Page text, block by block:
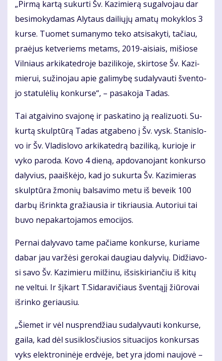
„Pir­mą kar­tą su­kur­ti Šv. Ka­zi­mie­rą su­gal­vo­jau dar
be­si­mo­ky­da­mas Aly­taus dai­lių­jų ama­tų mo­kyk­los 3
kur­se. Tuo­met su­ma­ny­mo te­ko at­si­sa­ky­ti, ta­čiau,
pra­ėjus ket­ve­riems me­tams, 2019-ai­siais, mi­šio­se
Vil­niaus ar­ki­ka­ted­ro­je ba­zi­li­ko­je, skir­to­se Šv. Ka­zi­
mie­rui, su­ži­no­jau apie ga­li­my­bę su­da­ly­vau­ti šven­to­
jo sta­tu­lė­lių kon­kur­se“, – pa­sa­ko­ja Ta­das.
Tai at­gai­vi­no sva­jo­nę ir pa­ska­ti­no ją re­a­li­zuo­ti. Su­
kur­tą skulp­tū­rą Ta­das at­ga­be­no į Šv. vysk. Sta­nis­lo­
vo ir Šv. Vla­dis­lo­vo ar­ki­ka­ted­rą ba­zi­li­ką, ku­rio­je ir
vy­ko pa­ro­da. Ko­vo 4 die­ną, ap­do­va­no­jant kon­kur­so
da­ly­vius, pa­aiš­kė­jo, kad jo su­kur­ta Šv. Ka­zi­mie­ras
skulp­tū­ra žmo­nių bal­sa­vi­mo me­tu iš be­veik 100
dar­bų iš­rink­ta gra­žiau­sia ir tik­riau­sia. Au­to­riui tai
bu­vo ne­pa­kar­to­ja­mos emo­ci­jos.
Per­nai da­ly­va­vo ta­me pa­čia­me kon­kur­se, ku­ria­me
da­bar jau var­žė­si ge­ro­kai dau­giau da­ly­vių. Di­džia­vo­
si sa­vo Šv. Ka­zi­mie­ru mil­ži­nu, iš­si­ski­rian­čiu iš ki­tų
ne vel­tui. Ir šį­kart T.Si­da­ra­vi­čiaus šven­tą­jį žiū­ro­vai
iš­rin­ko ge­riau­siu.
„Šie­met ir vėl nu­spren­džiau su­da­ly­vau­ti kon­kur­se,
gai­la, kad dėl su­si­klos­čiu­sios si­tu­a­ci­jos kon­kur­sas
vyks elek­tro­ni­nė­je erd­vė­je, bet yra įdo­mi nau­jo­vė –